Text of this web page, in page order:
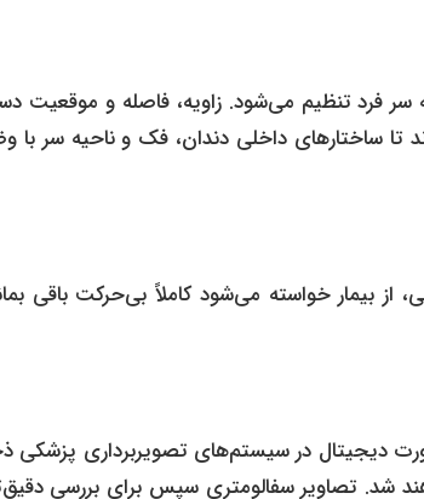
سر فرد تنظیم می‌شود. زاویه، فاصله و موقعیت
تا ساختارهای داخلی دندان، فک و ناحیه سر با
از بیمار خواسته می‌شود کاملاً بی‌حرکت باقی
دیجیتال در سیستم‌های تصویربرداری پزشکی
تصاویر سفالومتری سپس برای بررسی